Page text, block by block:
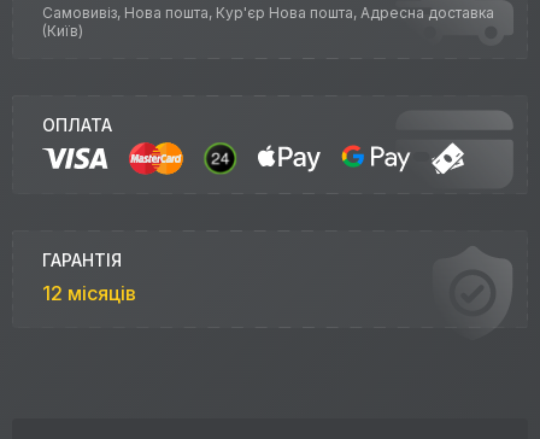
Самовивіз, Нова пошта, Кур'єр Нова пошта, Адресна доставка
(Київ)
ОПЛАТА
ГАРАНТІЯ
12 місяців